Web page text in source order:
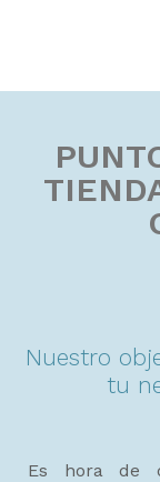
Nuestro
tu
Es hora de